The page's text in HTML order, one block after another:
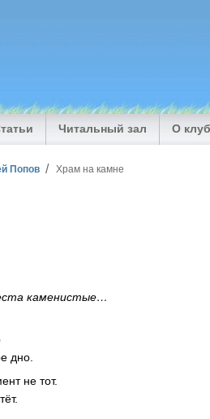
Читальный зал О
Попов Храм на камне
каменистые…
дно.
не тот.